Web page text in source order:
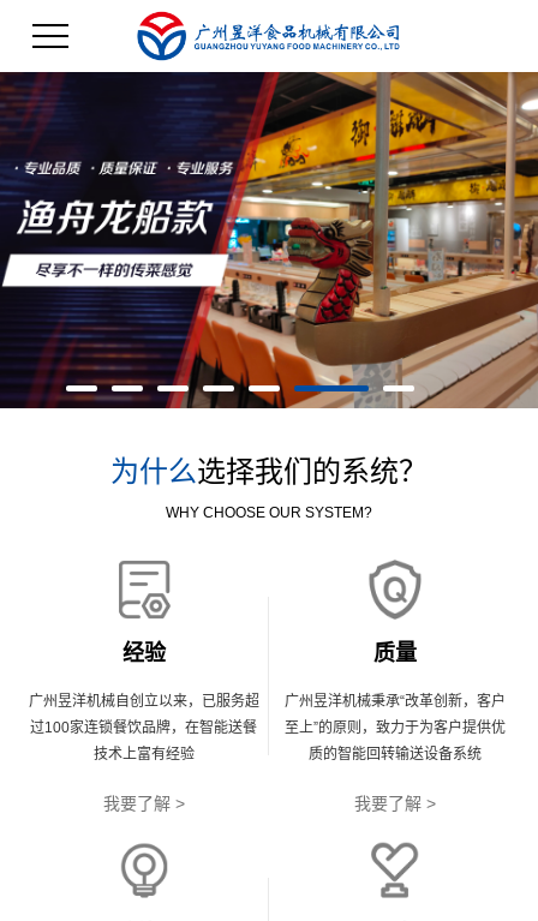
为什么选择我们的系统？
WHY CHOOSE OUR SYSTEM?
经验
广州昱洋机械自创立以来，已服务超
过100家连锁餐饮品牌，在智能送餐
技术上富有经验
我要了解 >
质量
广州昱洋机械秉承“改革创新，客户
至上”的原则，致力于为客户提供优
质的智能回转输送设备系统
我要了解 >